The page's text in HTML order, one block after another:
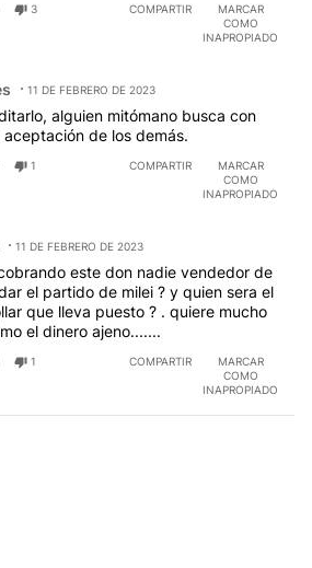
3 COMPARTIR
MARCAR
COMO
INAPROPIADO
11 DE FEBRERO DE 2023
alguien mitómano busca con
aceptación de los demás.
1 COMPARTIR
MARCAR
COMO
INAPROPIADO
11 DE FEBRERO DE 2023
este don nadie vendedor de
el partido de milei ? y quien sera el
que lleva puesto ? . quiere mucho
el dinero ajeno.......
1 COMPARTIR
MARCAR
COMO
INAPROPIADO